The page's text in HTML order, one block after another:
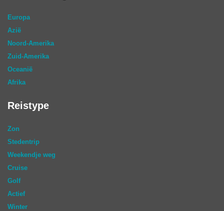
Europa
Azië
Noord-Amerika
Zuid-Amerika
Oceanië
Afrika
Reistype
Zon
Stedentrip
Weekendje weg
Cruise
Golf
Actief
Winter